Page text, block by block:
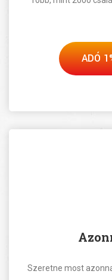
ADÓ
Szeretne most